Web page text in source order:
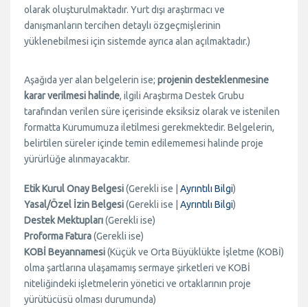
olarak oluşturulmaktadır. Yurt dışı araştırmacı ve
danışmanların tercihen detaylı özgeçmişlerinin
yüklenebilmesi için sistemde ayrıca alan açılmaktadır.)
Aşağıda yer alan belgelerin ise; projenin desteklenmesine
karar verilmesi halinde, ilgili Araştırma Destek Grubu
tarafından verilen süre içerisinde eksiksiz olarak ve istenilen
formatta Kurumumuza iletilmesi gerekmektedir. Belgelerin,
belirtilen süreler içinde temin edilememesi halinde proje
yürürlüğe alınmayacaktır.
Etik Kurul Onay Belgesi(Gerekli ise | Ayrıntılı Bilgi)
Yasal/Özel İzin Belgesi(Gerekli ise | Ayrıntılı Bilgi)
Destek Mektupları(Gerekli ise)
Proforma Fatura(Gerekli ise)
KOBİ Beyannamesi(Küçük ve Orta Büyüklükte İşletme (KOBİ)
olma şartlarına ulaşamamış sermaye şirketleri ve KOBİ
niteliğindeki işletmelerin yönetici ve ortaklarının proje
yürütücüsü olması durumunda)